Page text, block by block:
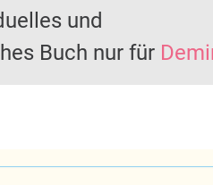
und
Buch nur für